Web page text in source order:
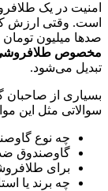
امنیت در یک
است. وقتی ارزش
صدها میلیون
مخصوص
تبدیل می‌شود.
بسیاری از صاحبان
سوالاتی مثل این
چه نوع
گاوصندوق
برای
چه برند یا